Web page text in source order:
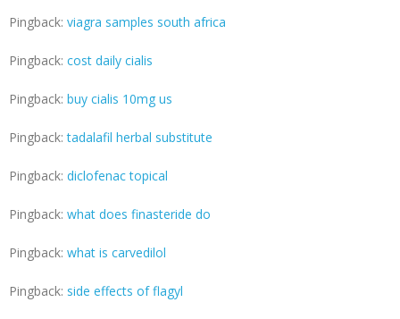
Pingback: viagra samples south africa
Pingback: cost daily cialis
Pingback: buy cialis 10mg us
Pingback:tadalafil herbal substitute
Pingback: diclofenac topical
Pingback: what does finasteride do
Pingback: what is carvedilol
Pingback: side effects of flagyl